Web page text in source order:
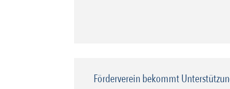
Förderverein bekommt